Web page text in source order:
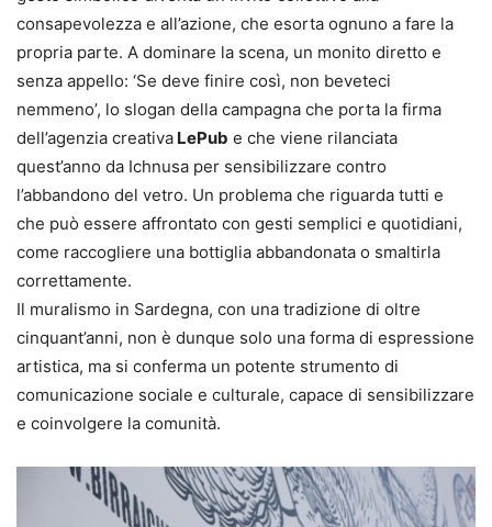
consapevolezza e all’azione, che esorta ognuno a fare la
propria parte. A dominare la scena, un monito diretto e
senza appello: ‘Se deve finire così, non beveteci
nemmeno’, lo slogan della campagna che porta la firma
dell’agenzia creativa LePub e che viene rilanciata
quest’anno da Ichnusa per sensibilizzare contro
l’abbandono del vetro. Un problema che riguarda tutti e
che può essere affrontato con gesti semplici e quotidiani,
come raccogliere una bottiglia abbandonata o smaltirla
correttamente.
Il muralismo in Sardegna, con una tradizione di oltre
cinquant’anni, non è dunque solo una forma di espressione
artistica, ma si conferma un potente strumento di
comunicazione sociale e culturale, capace di sensibilizzare
e coinvolgere la comunità.